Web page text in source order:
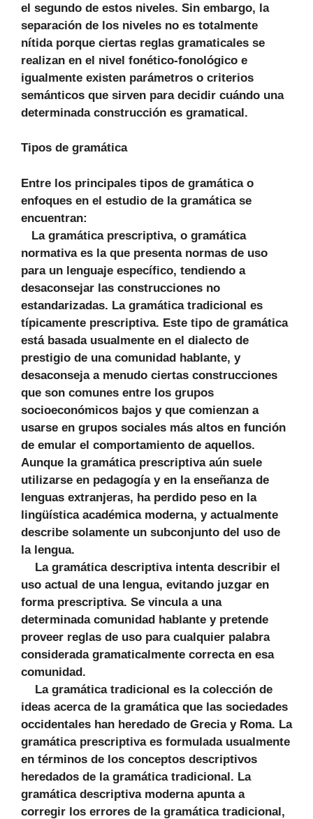
el segundo de estos niveles. Sin embargo, la
separación de los niveles no es totalmente
nítida porque ciertas reglas gramaticales se
realizan en el nivel fonético-fonológico e
igualmente existen parámetros o criterios
semánticos que sirven para decidir cuándo una
determinada construcción es gramatical.
Tipos de gramática
Entre los principales tipos de gramática o
enfoques en el estudio de la gramática se
encuentran:
La gramática prescriptiva, o gramática
normativa es la que presenta normas de uso
para un lenguaje específico, tendiendo a
desaconsejar las construcciones no
estandarizadas. La gramática tradicional es
típicamente prescriptiva. Este tipo de gramática
está basada usualmente en el dialecto de
prestigio de una comunidad hablante, y
desaconseja a menudo ciertas construcciones
que son comunes entre los grupos
socioeconómicos bajos y que comienzan a
usarse en grupos sociales más altos en función
de emular el comportamiento de aquellos.
Aunque la gramática prescriptiva aún suele
utilizarse en pedagogía y en la enseñanza de
lenguas extranjeras, ha perdido peso en la
lingüística académica moderna, y actualmente
describe solamente un subconjunto del uso de
la lengua.
La gramática descriptiva intenta describir el
uso actual de una lengua, evitando juzgar en
forma prescriptiva. Se vincula a una
determinada comunidad hablante y pretende
proveer reglas de uso para cualquier palabra
considerada gramaticalmente correcta en esa
comunidad.
La gramática tradicional es la colección de
ideas acerca de la gramática que las sociedades
occidentales han heredado de Grecia y Roma. La
gramática prescriptiva es formulada usualmente
en términos de los conceptos descriptivos
heredados de la gramática tradicional. La
gramática descriptiva moderna apunta a
corregir los errores de la gramática tradicional,